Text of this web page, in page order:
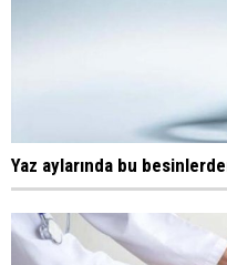
Yaz aylarında bu